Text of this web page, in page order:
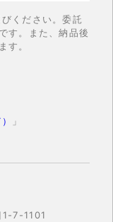
ください。委託
す。また、納品後
す。
」
7-1101